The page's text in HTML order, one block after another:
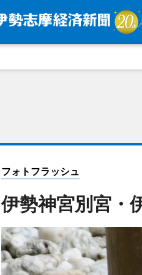
フォトフラッシュ
伊勢神宮別宮・